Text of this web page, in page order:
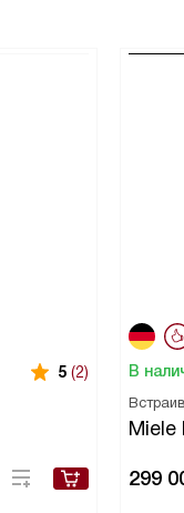
5 (2) В
Miele
299